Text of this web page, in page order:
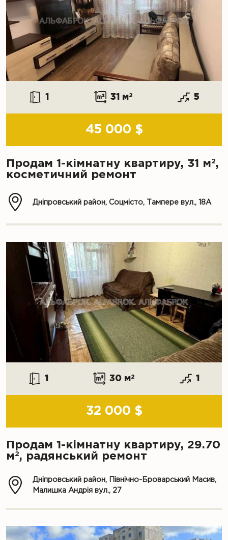
1 31 м2 5
45 000 $
Продам 1-кімнатну квартиру, 31 м2,
косметичний ремонт
Дніпровський район, Соцмісто, Тампере вул., 18А
1 30 м2 1
32 000 $
Продам 1-кімнатну квартиру, 29.70
м2, радянський ремонт
Дніпровський район, Північно-Броварський Масив,
Малишка Андрія вул., 27